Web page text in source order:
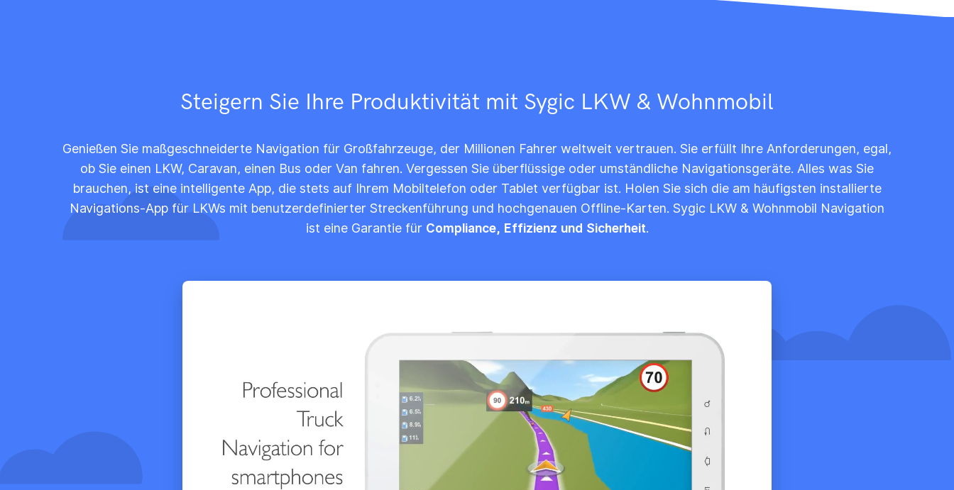
Steigern Sie Ihre Produktivität mit Sygic LKW & Wohnmobil
Genießen Sie maßgeschneiderte Navigation für Großfahrzeuge, der Millionen Fahrer weltweit vertrauen. Sie erfüllt Ihre Anforderungen, egal,
ob Sie einen LKW, Caravan, einen Bus oder Van fahren. Vergessen Sie überflüssige oder umständliche Navigationsgeräte. Alles was Sie
brauchen, ist eine intelligente App, die stets auf Ihrem Mobiltelefon oder Tablet verfügbar ist. Holen Sie sich die am häufigsten installierte
Navigations-App für LKWs mit benutzerdefinierter Streckenführung und hochgenauen Offline-Karten. Sygic LKW & Wohnmobil Navigation
ist eine Garantie für Compliance, Effizienz und Sicherheit.